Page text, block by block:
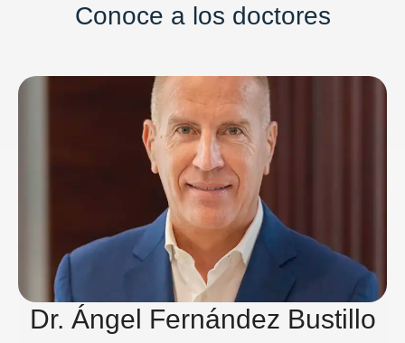
Conoce a los doctores
Dr. Ángel Fernández Bustillo